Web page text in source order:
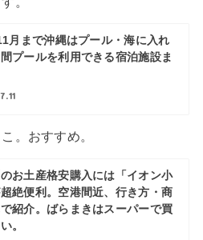
月まで沖縄はプール・海に入れ
プールを利用できる宿泊施設ま
。おすすめ。
お土産格安購入には「イオン小
絶便利。空港間近、行き方・商
紹介。ばらまきはスーパーで買
。